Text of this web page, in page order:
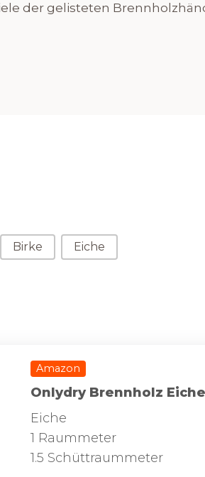
der gelisteten
Birke Eiche
Amazon
Onlydry Brennholz Eiche
Eiche
1 Raummeter
1.5 Schüttraummeter